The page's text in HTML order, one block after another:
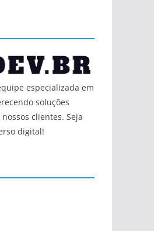
especializada em
soluções
clientes. Seja
digital!